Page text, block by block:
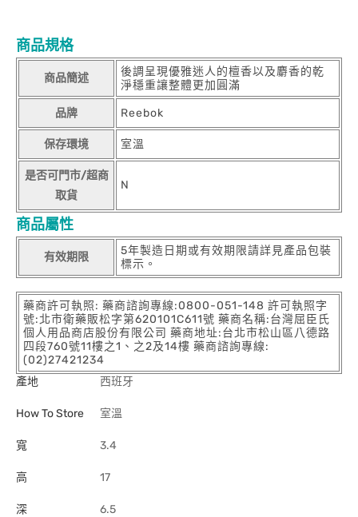
商品規格
商品簡述
後調呈現優雅迷人的檀香以及麝香的乾
淨穩重讓整體更加圓滿
品牌 Reebok
保存環境 室溫
是否可門市/超商
取貨
N
商品屬性
有效期限
5年製造日期或有效期限請詳見產品包裝
標示。
藥商許可執照: 藥商諮詢專線:0800-051-148 許可執照字
號:北市衛藥販松字第620101C611號 藥商名稱:台灣屈臣氏
個人用品商店股份有限公司 藥商地址:台北市松山區八德路
四段760號11樓之1、之2及14樓 藥商諮詢專線:
(02)27421234
產地
西班牙
How To Store 室溫
寬 3.4
高 17
深 6.5